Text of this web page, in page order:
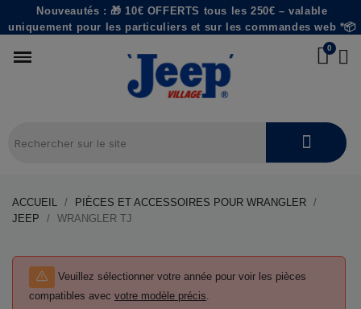
Nouveautés : 🎁 10€ OFFERTS tous les 250€ – valable
uniquement pour les particuliers et sur les commandes web *📦
ACCUEIL
PIÈCES ET ACCESSOIRES POUR WRANGLER
JEEP
WRANGLER TJ
Précisez votre année
Veuillez sélectionner votre année pour voir les pièces
compatibles avec votre modèle précis.